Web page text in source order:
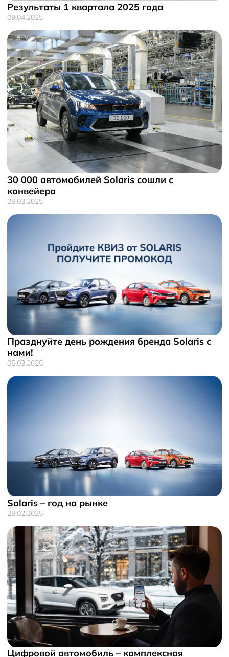
Результаты 1 квартала 2025 года
09.04.2025
30 000 автомобилей Solaris сошли с
конвейера
28.03.2025
Празднуйте день рождения бренда Solaris с
нами!
05.03.2025
Solaris – год на рынке
28.02.2025
Цифровой автомобиль – комплексная